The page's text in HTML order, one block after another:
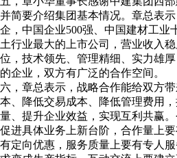
并简要介绍集团基本情况。章总表
企，中国企业500强、中国建材工业
土行业最大的上市公司，营业收入
位，技术领先、管理精细、实力雄
的企业，双方有广泛的合作空间。
六，章总表示，战略合作能给双方
本、降低交易成本、降低管理费用
量、提升企业效益，实现互利共赢
促进具体业务上新台阶，合作量上
有定向优惠，服务质量上要有专人